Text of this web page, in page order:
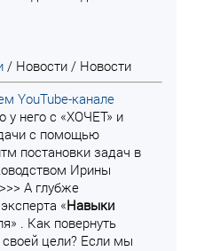
/ Новости / Новости
YouTube-канале
у него с «ХОЧЕТ» и
с помощью
постановки задач в
Ирины
А глубже
«Навыки
. Как повернуть
своей цели? Если мы